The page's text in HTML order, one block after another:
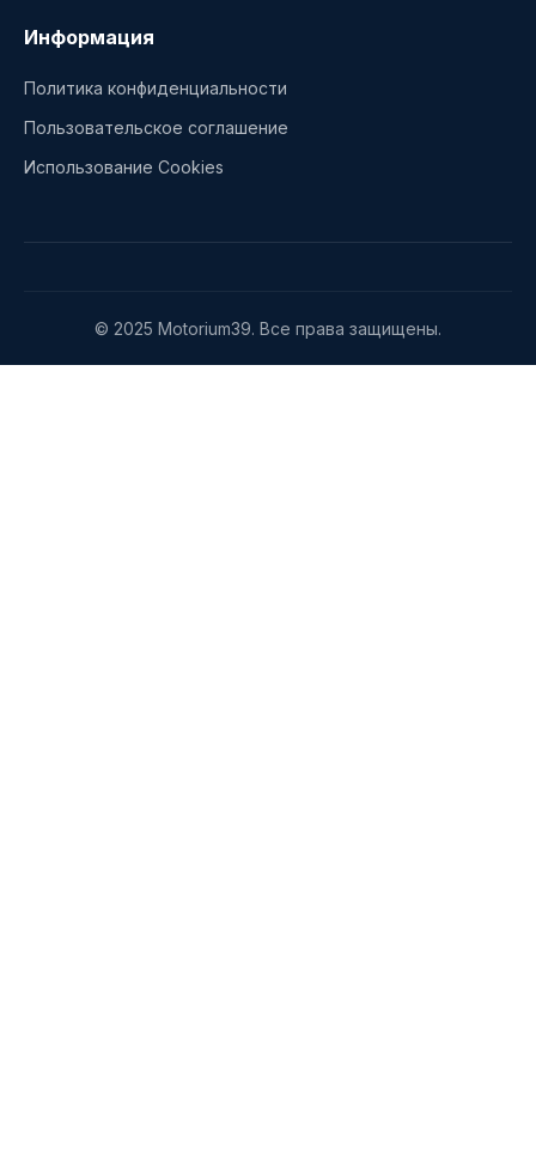
Информация
Политика конфиденциальности
Пользовательское соглашение
Использование Cookies
© 2025 Motorium39. Все права защищены.